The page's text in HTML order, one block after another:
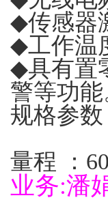
◆传感器
◆工作温
◆具有置
警等功
规格参数
量程
：
业务:潘